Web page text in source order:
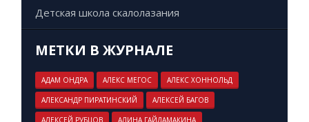
Детская школа скалолазания
МЕТКИ В ЖУРНАЛЕ
АДАМ ОНДРА АЛЕКС МЕГОС АЛЕКС ХОННОЛЬД
АЛЕКСАНДР ПИРАТИНСКИЙ АЛЕКСЕЙ БАГОВ
АЛЕКСЕЙ РУБЦОВ АЛИНА ГАЙДАМАКИНА